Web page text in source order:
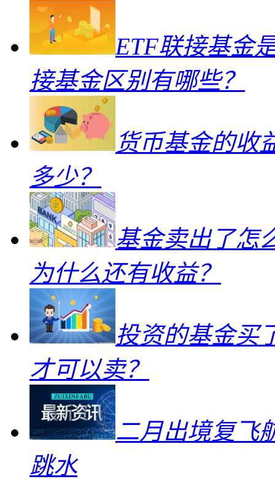
ETF联接基金
接基金区别有哪些？
货币基金的收
多少？
基金卖出了怎
为什么还有收益？
投资的基金买
才可以卖？
二月出境复飞
跳水